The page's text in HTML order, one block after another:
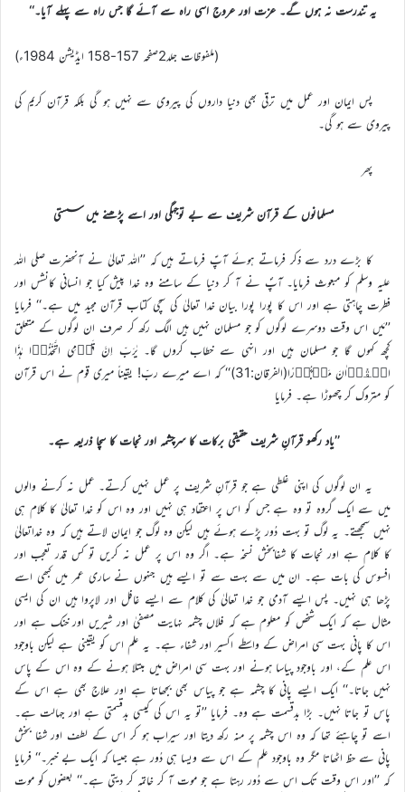
یہ تندرست نہ ہوں گے۔ عزت اور عروج اسی راہ سے آئے گا جس راہ سے پہلے آیا۔‘‘
(ملفوظات جلد2صفحہ 157-158 ایڈیشن 1984ء)
پس ایمان اور عمل میں ترقی بھی دنیا داروں کی پیروی سے نہیں ہو گی بلکہ قرآن کریم کی
پیروی سے ہو گی۔
پھر
مسلمانوں کے قرآن شریف سے بے توجہگی اور اسے پڑھنے میں سستی
کا بڑے درد سے ذکر فرماتے ہوئے آپؑ فرماتے ہیں کہ ’’اللہ تعالیٰ نے آنحضرت صلی اللہ
علیہ وسلم کو مبعوث فرمایا۔ آپؐ نے آ کر دنیا کے سامنے وہ خدا پیش کیا جو انسانی کانشس اور
فطرت چاہتی ہے اور اس کا پورا پورا بیان خدا تعالیٰ کی سچی کتاب قرآن مجید میں ہے۔‘‘ فرمایا
’’مَیں اس وقت دوسرے لوگوں کو جو مسلمان نہیں ہیں الگ رکھ کر صرف ان لوگوں کے متعلق
کچھ کہوں گا جو مسلمان ہیں اور انہی سے خطاب کروں گا۔ یٰرَبِّ اِنَّ قَوۡمِی اتَّخَذُوۡا ہٰذَا
الۡقُرۡاٰنَ مَہۡجُوۡرًا(الفرقان:31)‘‘ کہ اے میرے ربّ! یقیناً میری قوم نے اس قرآن
کو متروک کر چھوڑا ہے۔ فرمایا
’’یاد رکھو قرآنِ شریف حقیقی برکات کا سرچشمہ اور نجات کا سچا ذریعہ ہے۔
یہ ان لوگوں کی اپنی غلطی ہے جو قرآنِ شریف پر عمل نہیں کرتے۔ عمل نہ کرنے والوں
میں سے ایک گروہ تو وہ ہے جس کو اس پر اعتقاد ہی نہیں اور وہ اس کو خدا تعالیٰ کا کلام ہی
نہیں سمجھتے۔ یہ لوگ تو بہت دُور پڑے ہوئے ہیں لیکن وہ لوگ جو ایمان لاتے ہیں کہ وہ خداتعالیٰ
کا کلام ہے اور نجات کا شفابخش نسخہ ہے۔ اگر وہ اس پر عمل نہ کریں تو کس قدر تعجب اور
افسوس کی بات ہے۔ ان میں سے بہت سے تو ایسے ہیں جنہوں نے ساری عمر میں کبھی اسے
پڑھا ہی نہیں۔ پس ایسے آدمی جو خدا تعالیٰ کی کلام سے ایسے غافل اور لاپروا ہیں ان کی ایسی
مثال ہے کہ ایک شخص کو معلوم ہے کہ فلاں چشمہ نہایت مصفیٰ اور شیریں اور خنک ہے اور
اس کا پانی بہت سی امراض کے واسطے اکسیر اور شفاء ہے۔ یہ علم اس کو یقینی ہے لیکن باوجود
اس علم کے، اور باوجود پیاسا ہونے اور بہت سی امراض میں مبتلا ہونے کے وہ اس کے پاس
نہیں جاتا۔‘‘ ایک ایسے پانی کا چشمہ ہے جو پیاس بھی بجھاتا ہے اور علاج بھی ہے اس کے
پاس تو جاتا نہیں۔ بڑا بدقسمت ہے وہ۔ فرمایا ’’تو یہ اس کی کیسی بدقسمتی ہے اور جہالت ہے۔
اسے تو چاہئے تھا کہ وہ اس چشمہ پر منہ رکھ دیتا اور سیراب ہو کر اس کے لطف اور شفا بخش
پانی سے حظ اٹھاتا مگر وہ باوجود علم کے اس سے ویسا ہی دُور ہے جیسا کہ ایک بے خبر۔‘‘ فرمایا
کہ ’’اور اس وقت تک اس سے دُور رہتا ہے جو موت آ کر خاتمہ کر دیتی ہے۔‘‘ بعضوں کو موت